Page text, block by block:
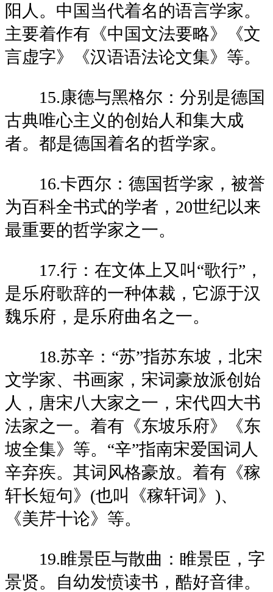
阳人。中国当代着名的语言学家。
主要着作有《中国文法要略》《文
言虚字》《汉语语法论文集》等。
15.康德与黑格尔：分别是德国
古典唯心主义的创始人和集大成
者。都是德国着名的哲学家。
16.卡西尔：德国哲学家，被誉
为百科全书式的学者，20世纪以来
最重要的哲学家之一。
17.行：在文体上又叫“歌行”，
是乐府歌辞的一种体裁，它源于汉
魏乐府，是乐府曲名之一。
18.苏辛：“苏”指苏东坡，北宋
文学家、书画家，宋词豪放派创始
人，唐宋八大家之一，宋代四大书
法家之一。着有《东坡乐府》《东
坡全集》等。“辛”指南宋爱国词人
辛弃疾。其词风格豪放。着有《稼
轩长短句》(也叫《稼轩词》)、
《美芹十论》等。
19.睢景臣与散曲：睢景臣，字
景贤。自幼发愤读书，酷好音律。